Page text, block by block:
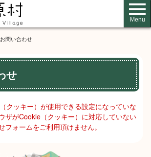
Menu
お問い合わせ
せ
クッキー）が使用できる設定になっていな
ザがCookie（クッキー）に対応していない
フォームをご利用頂けません。